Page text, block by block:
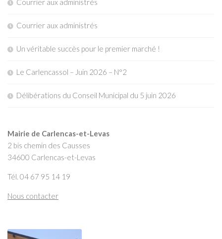
Courrier aux administrés
Courrier aux administrés
Un véritable succès pour le premier marché !
Le Carlencassol – Juin 2026 – N°2
Délibérations du Conseil Municipal du 5 juin 2026
Mairie de Carlencas-et-Levas
2 bis chemin des Causses
34600 Carlencas-et-Levas
Tél. 04 67 95 14 19
Nous contacter